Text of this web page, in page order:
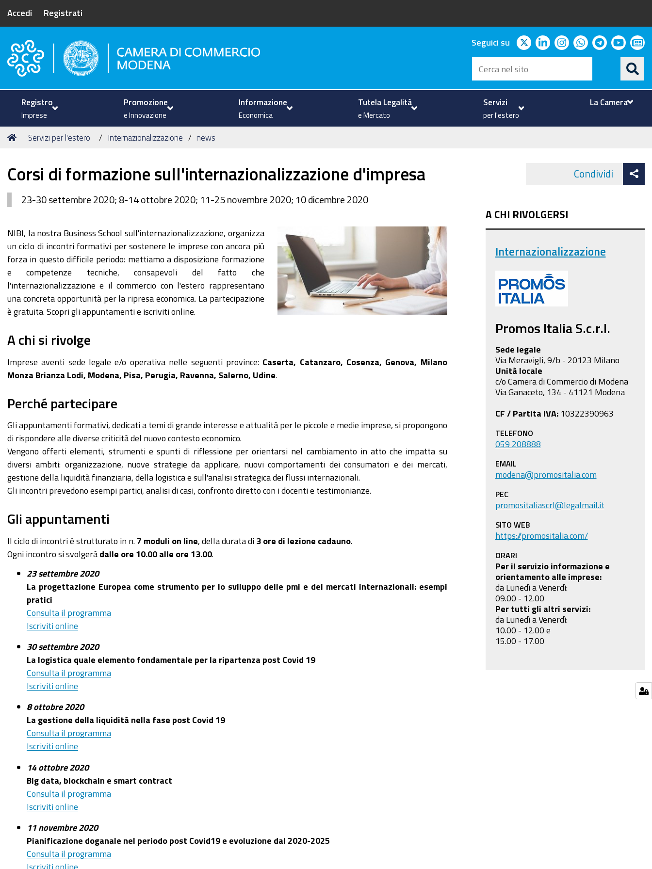
Accedi Registrati
Camera di Commercio di Modena
Seguici su twitterlinkedininstagram
whatsapp
telegram
Cerca
nel
sito
Registro
Imprese
Promozione
e Innovazione
Informazione
Economica
Tutela Legalità
e Mercato
Servizi
per l'estero
La Camera
Tu
Home
Servizi per l'estero Internazionalizzazione news
Corsi di formazione sull'internazionalizzazione d'impresa
23-30 settembre 2020; 8-14 ottobre 2020; 11-25 novembre 2020; 10 dicembre 2020
NIBI, la nostra Business School sull'internazionalizzazione, organizza
un ciclo di incontri formativi per sostenere le imprese con ancora più
forza in questo difficile periodo: mettiamo a disposizione formazione
e competenze tecniche, consapevoli del fatto che
l'internazionalizzazione e il commercio con l'estero rappresentano
una concreta opportunità per la ripresa economica. La partecipazione
è gratuita. Scopri gli appuntamenti e iscriviti online.
A chi si rivolge
Imprese aventi sede legale e/o operativa nelle seguenti province: Caserta, Catanzaro, Cosenza, Genova, Milano
Monza Brianza Lodi, Modena, Pisa, Perugia, Ravenna, Salerno, Udine
Perché partecipare
Gli appuntamenti formativi, dedicati a temi di grande interesse e attualità per le piccole e medie imprese, si propongono
di rispondere alle diverse criticità del nuovo contesto economico.
Vengono offerti elementi, strumenti e spunti di riflessione per orientarsi nel cambiamento in atto che impatta su
diversi ambiti: organizzazione, nuove strategie da applicare, nuovi comportamenti dei consumatori e dei mercati,
gestione della liquidità finanziaria, della logistica e sull'analisi strategica dei flussi internazionali.
Gli incontri prevedono esempi partici, analisi di casi, confronto diretto con i docenti e testimonianze.
Gli appuntamenti
Il ciclo di incontri è strutturato in n. 7 moduli on line , della durata di 3 ore di lezione cadauno
Ogni incontro si svolgerà dalle ore 10.00 alle ore 13.00
23 settembre 2020
La progettazione Europea come strumento per lo sviluppo delle pmi e dei mercati internazionali: esempi
pratici
Consulta il programma
Iscriviti online
30 settembre 2020
La logistica quale elemento fondamentale per la ripartenza post Covid 19
Consulta il programma
Iscriviti online
8 ottobre 2020
La gestione della liquidità nella fase post Covid 19
Consulta il programma
Iscriviti online
14 ottobre 2020
Big data, blockchain e smart contract
Consulta il programma
Iscriviti online
11 novembre 2020
Pianificazione doganale nel periodo post Covid19 e evoluzione dal 2020-2025
Consulta il programma
Iscriviti online
Condividi
A CHI RIVOLGERSI
Internazionalizzazione
Promos Italia S.c.r.l.
Sede legale
Via Meravigli, 9/b - 20123 Milano
Unità locale
c/o Camera di Commercio di Modena
Via Ganaceto, 134 - 41121 Modena
CF / Partita IVA:10322390963
TELEFONO
059 208888
EMAIL
modena@promositalia.com
PEC
promositaliascrl@legalmail.it
SITO WEB
https://promositalia.com/
ORARI
Per il servizio informazione e
orientamento alle imprese:
da Lunedì a Venerdì:
09.00 - 12.00
Per tutti gli altri servizi:
da Lunedì a Venerdì:
10.00 - 12.00 e
15.00 - 17.00